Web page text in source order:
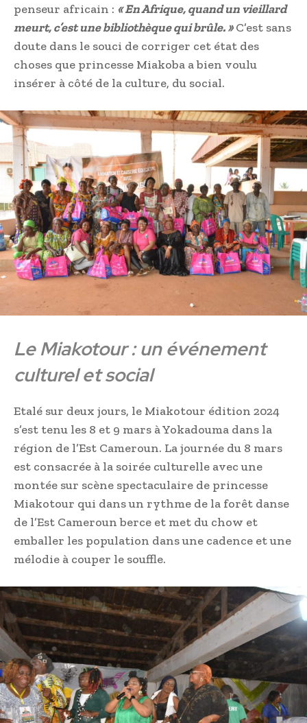
penseur africain : « En Afrique, quand un vieillard
meurt, c’est une bibliothèque qui brûle. »C’est sans
doute dans le souci de corriger cet état des
choses que princesse Miakoba a bien voulu
insérer à côté de la culture, du social.
Le Miakotour : un événement
culturel et social
Etalé sur deux jours, le Miakotour édition 2024
s’est tenu les 8 et 9 mars à Yokadouma dans la
région de l’Est Cameroun. La journée du 8 mars
est consacrée à la soirée culturelle avec une
montée sur scène spectaculaire de princesse
Miakotour qui dans un rythme de la forêt danse
de l’Est Cameroun berce et met du chow et
emballer les population dans une cadence et une
mélodie à couper le souffle.